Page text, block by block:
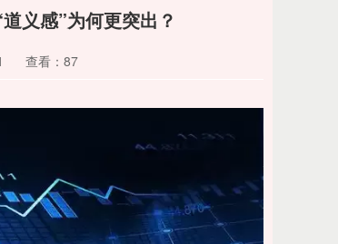
义感”为何更突出？
查看：87